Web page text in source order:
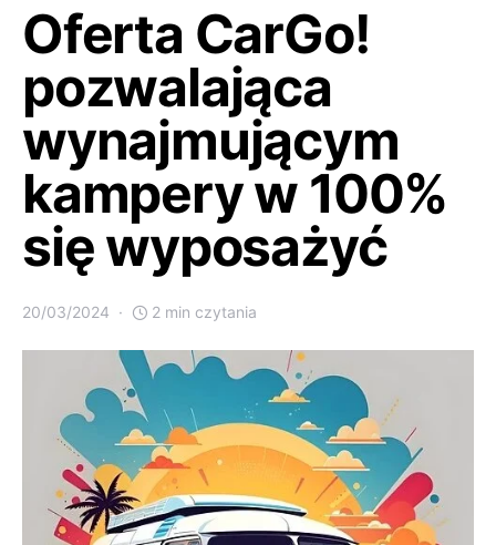
Oferta CarGo!
pozwalająca
wynajmującym
kampery w 100%
się wyposażyć
20/03/2024 2 min czytania